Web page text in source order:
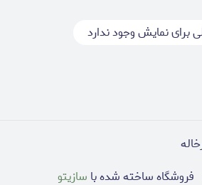
برای نمایش وجود ندارد
فروشگاه ساخته شده با سازیتو